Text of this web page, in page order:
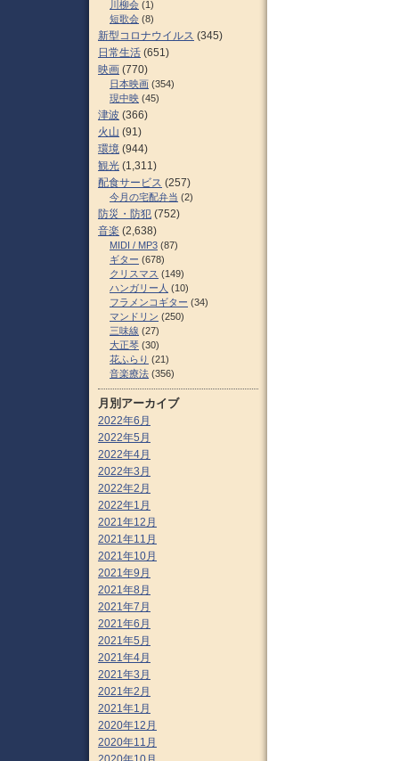
川柳会 (1)
短歌会 (8)
新型コロナウイルス (345)
日常生活 (651)
映画 (770)
日本映画 (354)
現中映 (45)
津波 (366)
火山 (91)
環境 (944)
観光 (1,311)
配食サービス (257)
今月の宅配弁当 (2)
防災・防犯 (752)
音楽 (2,638)
MIDI / MP3 (87)
ギター (678)
クリスマス (149)
ハンガリー人 (10)
フラメンコギター (34)
マンドリン (250)
三味線 (27)
大正琴 (30)
花ふらり (21)
音楽療法 (356)
月別アーカイブ
2022年6月
2022年5月
2022年4月
2022年3月
2022年2月
2022年1月
2021年12月
2021年11月
2021年10月
2021年9月
2021年8月
2021年7月
2021年6月
2021年5月
2021年4月
2021年3月
2021年2月
2021年1月
2020年12月
2020年11月